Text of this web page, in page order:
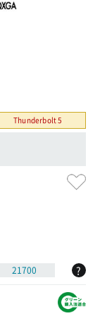
Thunderbolt 5
21700 ?